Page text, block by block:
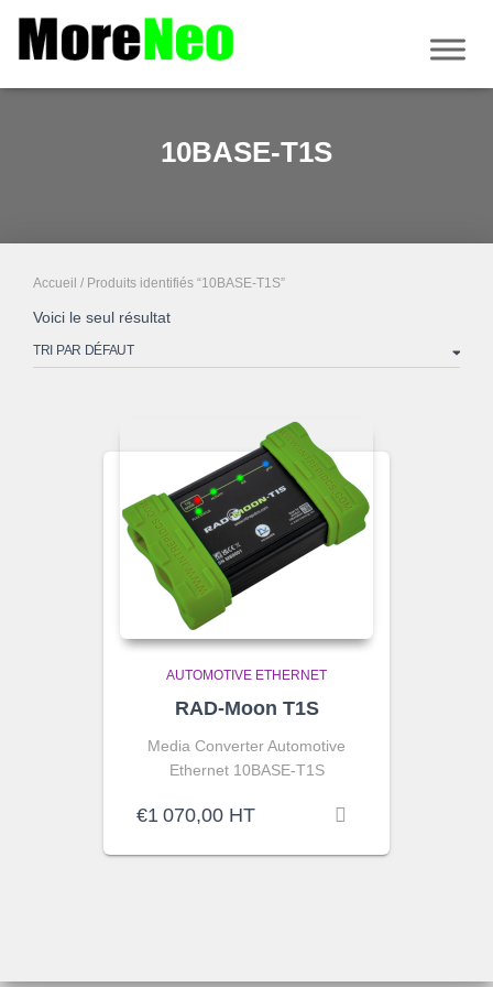
10BASE-T1S
Accueil / Produits identifiés “10BASE-T1S”
Voici le seul résultat
AUTOMOTIVE ETHERNET
RAD-Moon T1S
Media Converter Automotive
Ethernet 10BASE-T1S
€1 070,00 HT